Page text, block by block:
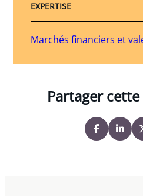
EXPERTISE
Marchés financiers et
Partager